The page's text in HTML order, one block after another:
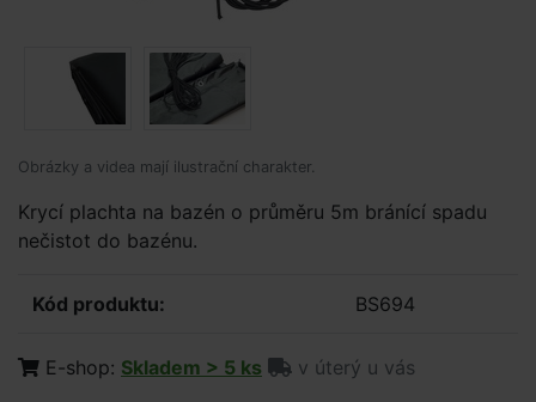
Obrázky a videa mají ilustrační charakter.
Krycí plachta na bazén o průměru 5m bránící spadu
nečistot do bazénu.
Kód produktu: BS694
E-shop: Skladem > 5 ks
v úterý u vás